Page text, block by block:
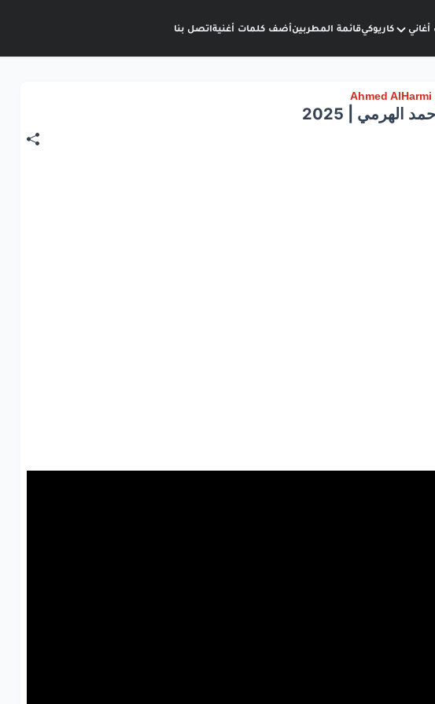
كاريوكيقائمة المطربينأضف كلمات أغنيةاتصل بنا
الهرمي | 2025